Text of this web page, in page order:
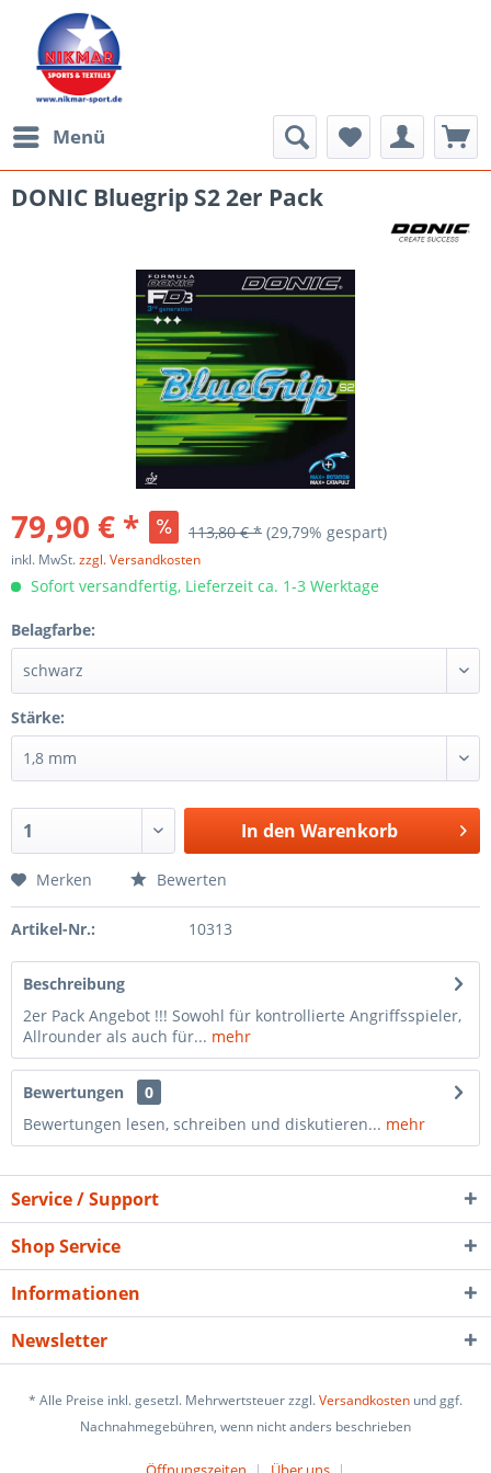
Menü
DONIC Bluegrip S2 2er Pack
79,90 € * 113,80 € * (29,79% gespart)
inkl. MwSt.zzgl. Versandkosten
Sofort versandfertig, Lieferzeit ca. 1-3 Werktage
Belagfarbe:
Stärke:
In den Warenkorb
Merken Bewerten
Artikel-Nr.: 10313
Beschreibung
2er Pack Angebot !!! Sowohl für kontrollierte Angriffsspieler,
Allrounder als auch für... mehr
Bewertungen
0
Bewertungen lesen, schreiben und diskutieren... mehr
Service / Support
Shop Service
Informationen
Newsletter
* Alle Preise inkl. gesetzl. Mehrwertsteuer zzgl.Versandkosten und ggf.
Nachnahmegebühren, wenn nicht anders beschrieben